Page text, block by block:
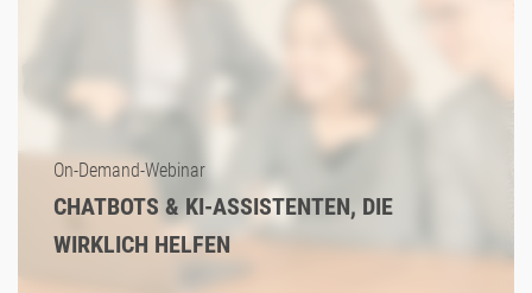
On-Demand-Webinar
CHATBOTS & KI-ASSISTENTEN, DIE
WIRKLICH HELFEN